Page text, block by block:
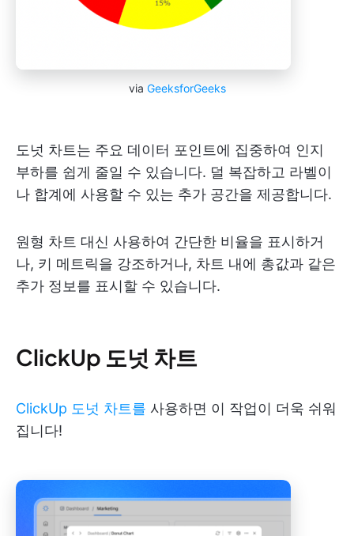
via GeeksforGeeks
도넛 차트는 주요 데이터 포인트에 집중하여 인지
부하를 쉽게 줄일 수 있습니다. 덜 복잡하고 라벨이
나 합계에 사용할 수 있는 추가 공간을 제공합니다.
원형 차트 대신 사용하여 간단한 비율을 표시하거
나, 키 메트릭을 강조하거나, 차트 내에 총값과 같은
추가 정보를 표시할 수 있습니다.
ClickUp 도넛 차트
ClickUp 도넛 차트를 사용하면 이 작업이 더욱 쉬워
집니다!